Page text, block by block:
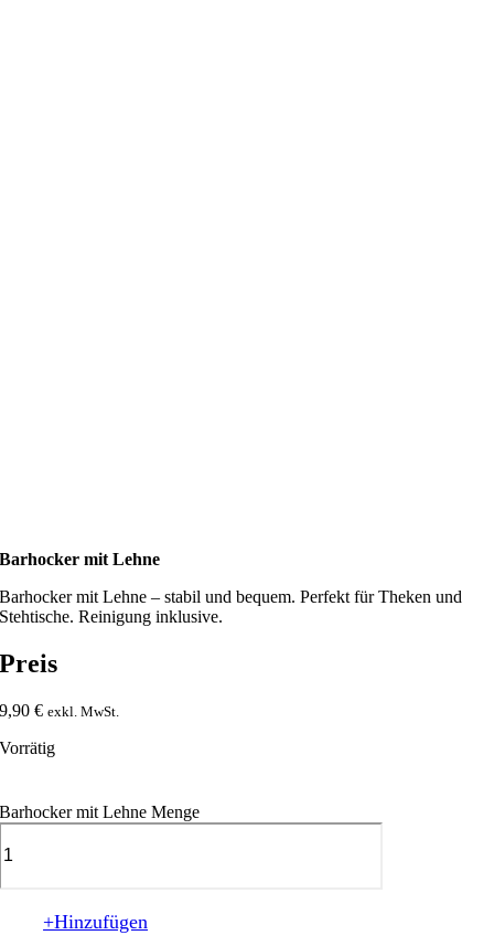
Barhocker mit Lehne
Barhocker mit Lehne – stabil und bequem. Perfekt für Theken und
Stehtische. Reinigung inklusive.
Preis
9,90€ exkl. MwSt.
Vorrätig
Barhocker mit Lehne Menge
+Hinzufügen